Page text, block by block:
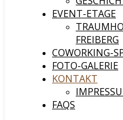
EVENT-ETAGE
FREIBERG
COWORKING-
FOTO-GALERIE
KONTAKT
FAQS